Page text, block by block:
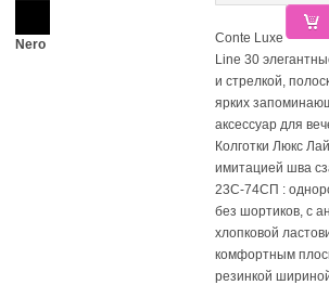
Nero
Conte Luxe
Line 30
и стрелкой,
ярких
аксессуар для
Колготки Люкс
имитацией шва
23С-74СП :
без шортиков, с
хлопковой
комфортным
резинкой